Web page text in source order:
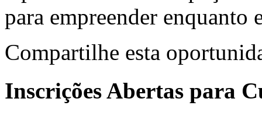
para empreender enquanto
Compartilhe esta
Inscrições Abertas para